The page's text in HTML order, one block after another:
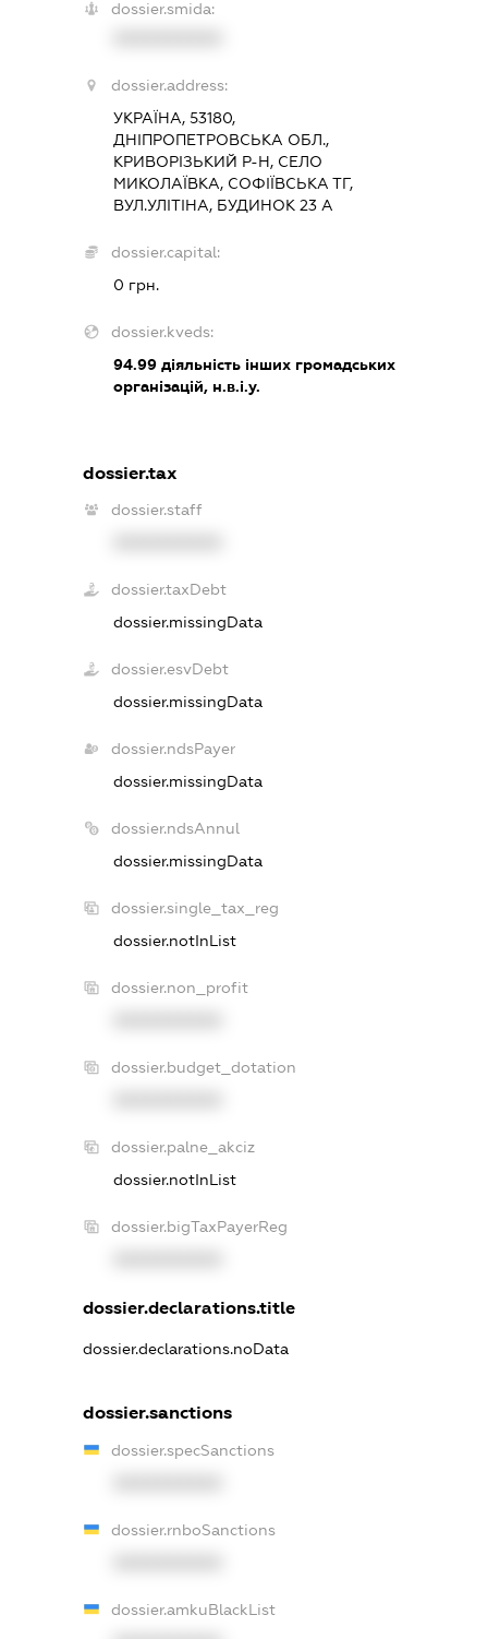
dossier.smida:
dossier.address:
УКРАЇНА, 53180,
ДНІПРОПЕТРОВСЬКА ОБЛ.,
КРИВОРІЗЬКИЙ Р-Н, СЕЛО
МИКОЛАЇВКА, СОФІЇВСЬКА ТГ,
ВУЛ.УЛІТІНА, БУДИНОК 23 А
dossier.capital:
0 грн.
dossier.kveds:
94.99діяльність інших громадських
організацій, н.в.і.у.
dossier.tax
dossier.staff
dossier.taxDebt
dossier.missingData
dossier.esvDebt
dossier.missingData
dossier.ndsPayer
dossier.missingData
dossier.ndsAnnul
dossier.missingData
dossier.single_tax_reg
dossier.notInList
dossier.non_profit
dossier.budget_dotation
dossier.palne_akciz
dossier.notInList
dossier.bigTaxPayerReg
dossier.declarations.title
dossier.declarations.noData
dossier.sanctions
dossier.specSanctions
dossier.rnboSanctions
dossier.amkuBlackList